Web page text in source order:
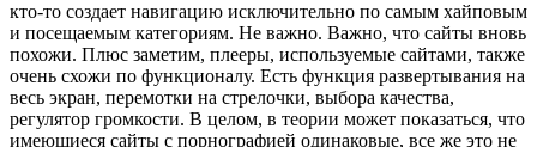
кто-то создает навигацию исключительно по самым хайповым
и посещаемым категориям. Не важно. Важно, что сайты вновь
похожи. Плюс заметим, плееры, используемые сайтами, также
очень схожи по функционалу. Есть функция развертывания на
весь экран, перемотки на стрелочки, выбора качества,
регулятор громкости. В целом, в теории может показаться, что
имеющиеся сайты с порнографией одинаковые, все же это не